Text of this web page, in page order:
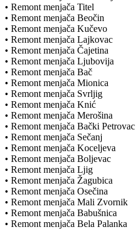
• Remont menjača Titel
• Remont menjača Beočin
• Remont menjača Kučevo
• Remont menjača Lajkovac
• Remont menjača Čajetina
• Remont menjača Ljubovija
• Remont menjača Bač
• Remont menjača Mionica
• Remont menjača Svrljig
• Remont menjača Knić
• Remont menjača Merošina
• Remont menjača Bački Petrovac
• Remont menjača Sečanj
• Remont menjača Koceljeva
• Remont menjača Boljevac
• Remont menjača Ljig
• Remont menjača Žagubica
• Remont menjača Osečina
• Remont menjača Mali Zvornik
• Remont menjača Babušnica
• Remont menjača Bela Palanka